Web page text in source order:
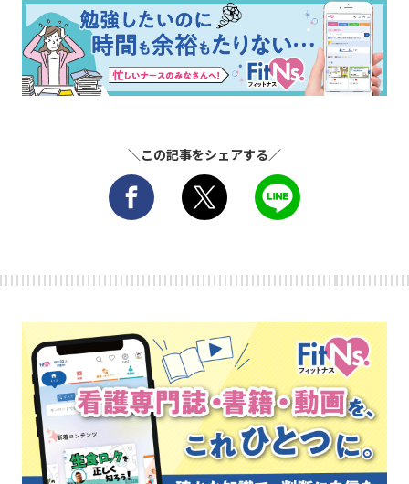
＼この記事をシェアする／